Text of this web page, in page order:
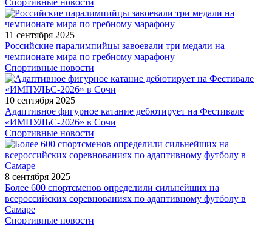
11 сентября 2025
Российские паралимпийцы завоевали три медали на
чемпионате мира по гребному марафону
Спортивные новости
10 сентября 2025
Адаптивное фигурное катание дебютирует на Фестивале
«ИМПУЛЬС-2026» в Сочи
Спортивные новости
8 сентября 2025
Более 600 спортсменов определили сильнейших на
всероссийских соревнованиях по адаптивному футболу в
Самаре
Спортивные новости